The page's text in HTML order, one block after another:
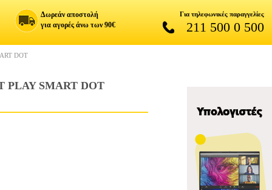
Δωρεάν αποστολή
για αγορές άνω των 90€
Για τηλεφωνικές παραγγελίες
211 500 0 500
DOT
PLAY SMART DOT